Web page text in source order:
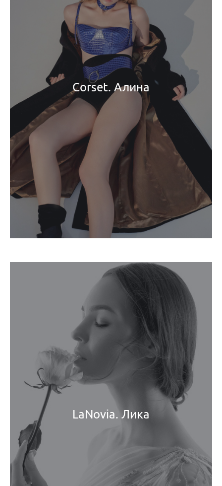
Corset. Алина
LaNovia. Лика